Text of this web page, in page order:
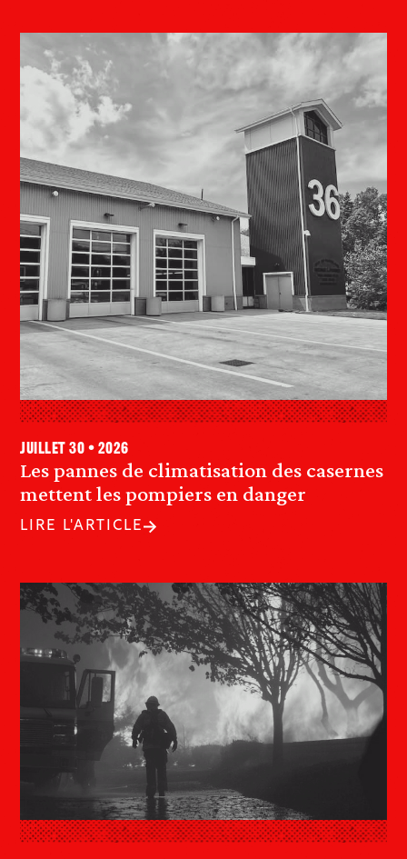
Les pannes de climatisation des casernes
mettent les pompiers en danger
juillet 30 • 2026
LIRE L'ARTICLE